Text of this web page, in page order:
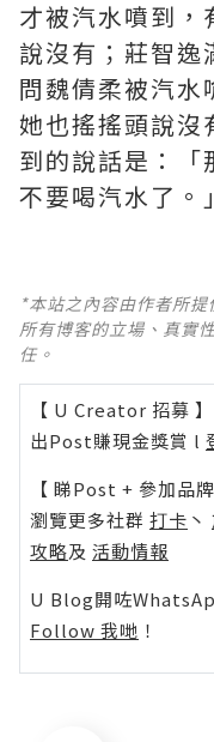
才被汽水噴到，
說沒有；莊智逸
問魏倩柔被汽水
她也搖搖頭說沒
到的說話是：「
不要喝汽水了
*本站之內容由作者所
所有博客的立場、真實
任。
【 U Creator 招募 】
出Post賺現金獎賞 l
【 睇Post + 參加品牌
瀏覽更多社群 打卡 丶
攻略及 活動情報
U Blog開咗
Follow 我哋 ！